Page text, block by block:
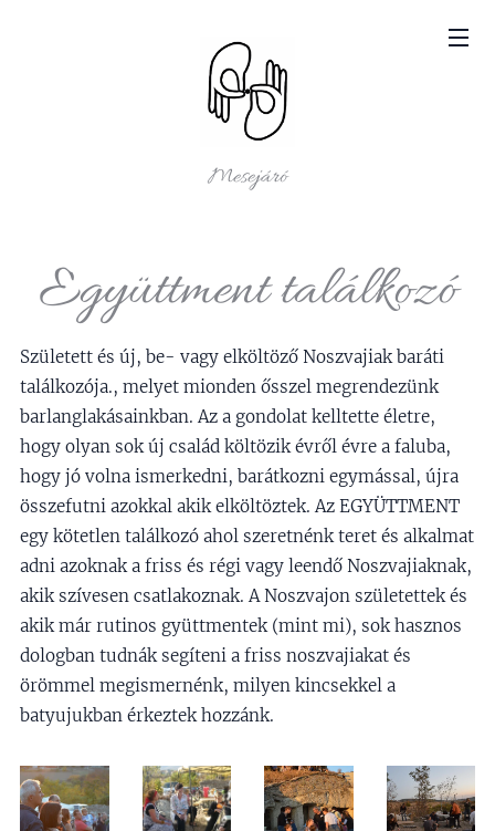
Mesejáró
Együttment találkozó
Született és új, be- vagy elköltöző Noszvajiak baráti
találkozója., melyet mionden ősszel megrendezünk
barlanglakásainkban. Az a gondolat kelltette életre,
hogy olyan sok új család költözik évről évre a faluba,
hogy jó volna ismerkedni, barátkozni egymással, újra
összefutni azokkal akik elköltöztek. Az EGYÜTTMENT
egy kötetlen találkozó ahol szeretnénk teret és alkalmat
adni azoknak a friss és régi vagy leendő Noszvajiaknak,
akik szívesen csatlakoznak. A Noszvajon születettek és
akik már rutinos gyüttmentek (mint mi), sok hasznos
dologban tudnák segíteni a friss noszvajiakat és
örömmel megismernénk, milyen kincsekkel a
batyujukban érkeztek hozzánk.